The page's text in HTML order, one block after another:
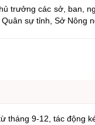
trưởng các sở, ban,
sự tỉnh, Sở Nông
tháng 9-12, tác động